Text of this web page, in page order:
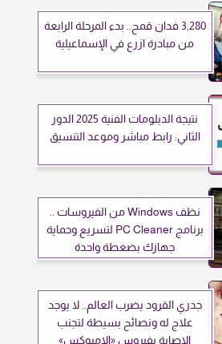
3,280 فدان قمح.. بدء المرحلة الرابعة
من مبادرة ازرع في الإسماعيلية
نتيجة الدبلومات الفنية 2025 الدور
الثاني: رابط مباشر وموعد التنسيق
نظف Windows من الفيروسات ..
برنامج PC Cleaner لتسريع وحماية
جهازك بضغطة واحدة
جدري القرود يضرب العالم.. لا يوجد
علاج له ونصائح بسيطة لتجنب
الإصابة بفيروس «الإمبوكس»